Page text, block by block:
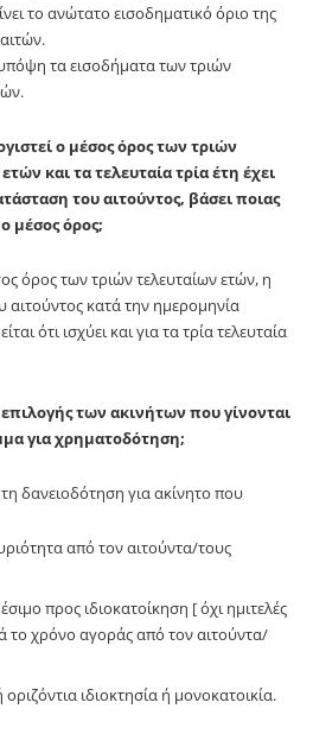
το ανώτατο εισοδηματικό όριο της
τα εισοδήματα των τριών
ο μέσος όρος των τριών
και τα τελευταία τρία έτη έχει
του αιτούντος, βάσει ποιας
μέσος όρος;
όρος των τριών τελευταίων ετών, η
αιτούντος κατά την ημερομηνία
ότι ισχύει και για τα τρία τελευταία
επιλογής των ακινήτων που γίνονται
για χρηματοδότηση;
δανειοδότηση για ακίνητο που
από τον αιτούντα/τους
προς ιδιοκατοίκηση [ όχι ημιτελές
το χρόνο αγοράς από τον αιτούντα/
οριζόντια ιδιοκτησία ή μονοκατοικία.